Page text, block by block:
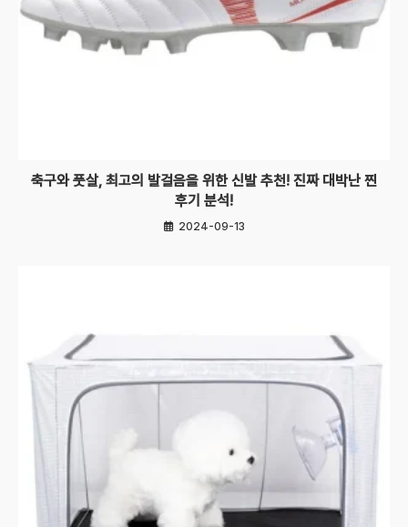
축구와 풋살, 최고의 발걸음을 위한 신발 추천! 진짜 대박난 찐
후기 분석!
2024-09-13